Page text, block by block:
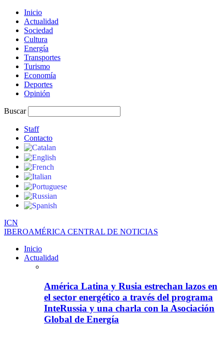
Inicio
Actualidad
Sociedad
Cultura
Energía
Transportes
Turismo
Economía
Deportes
Opinión
Buscar
Staff
Contacto
ICN
IBEROAMÉRICA CENTRAL DE NOTICIAS
Inicio
Actualidad
América Latina y Rusia estrechan lazos en
el sector energético a través del programa
InteRussia y una charla con la Asociación
Global de Energía